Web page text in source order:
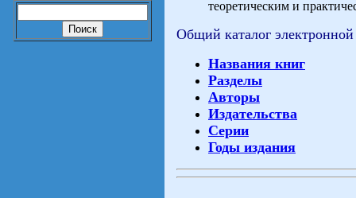
теоретическим и
Общий каталог
Названия книг
Разделы
Авторы
Издательства
Серии
Годы издания